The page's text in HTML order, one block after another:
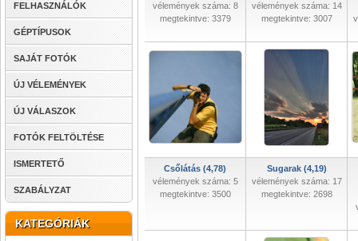
FELHASZNÁLÓK
GÉPTÍPUSOK
SAJÁT FOTÓK
ÚJ VÉLEMÉNYEK
ÚJ VÁLASZOK
FOTÓK FELTÖLTÉSE
ISMERTETŐ
SZABÁLYZAT
KATEGÓRIÁK
vélemények száma: 8
megtekintve: 3379
vélemények száma: 14
megtekintve: 3007
Csőlátás (4,78)
vélemények száma: 5
megtekintve: 3500
Sugarak (4,19)
vélemények száma: 17
megtekintve: 2698